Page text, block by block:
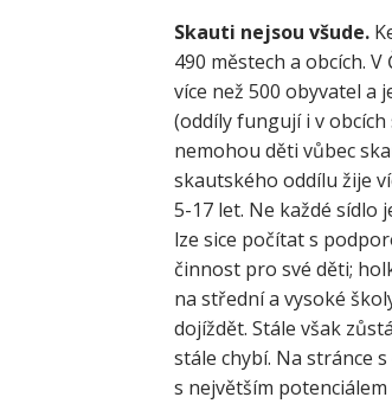
Skauti nejsou všude.
490 městech a obcích.
více než 500 obyvatel a
(oddíly fungují i v obcích
nemohou děti vůbec
skautského oddílu žije
5-17 let. Ne každé sídlo
lze sice počítat s
činnost pro své děti;
na střední a vysoké
dojíždět. Stále však
stále chybí. Na stránce
s největším